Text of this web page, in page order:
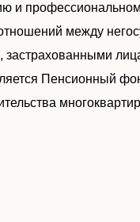
и
между
застрахованными
Пенсионный